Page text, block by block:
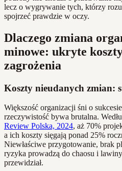
lecz o wygrywanie tych, którzy
spojrzeć prawdzie w oczy.
Dlaczego zmiana
minowe: ukryte
zagrożenia
Koszty nieudanych zmian:
Większość organizacji śni o
rzeczywistość bywa brutalna.
Review Polska, 2024, aż 70%
a ich koszty sięgają ponad 25%
Niewłaściwe przygotowanie, brak
ryzyka prowadzą do chaosu i
przewidział.